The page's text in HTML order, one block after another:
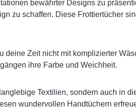
bewährter Designs zu
zu schaffen. Diese Frottiertücher
Zeit nicht mit komplizierter
ihre Farbe und Weichheit.
Textilien, sondern auch in
wundervollen Handtüchern